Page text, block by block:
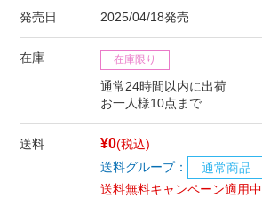
発売日 2025/04/18発売
在庫 在庫限り
通常24時間以内に出荷
お一人様10点まで
送料 ¥0(税込)
送料グループ：
通常商品
送料無料キャンペーン適用中